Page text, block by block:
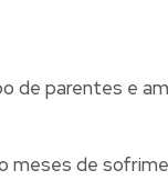
de parentes e
meses de